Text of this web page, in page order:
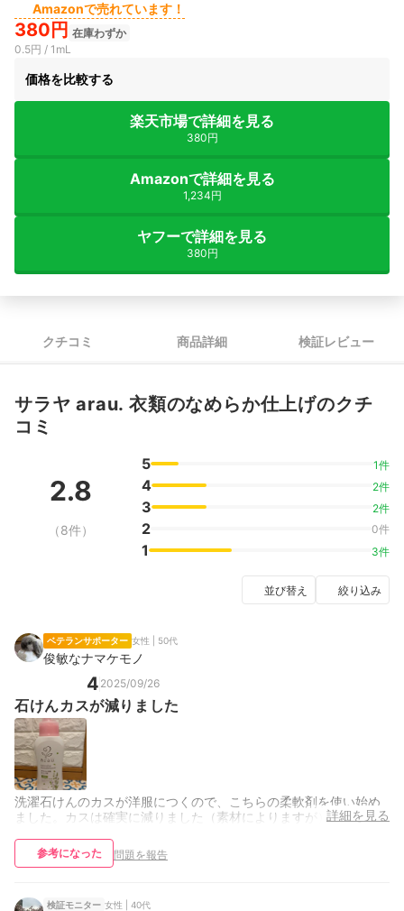
Amazonで売れています！
380円 在庫わずか
0.5円 / 1mL
価格を比較する
楽天市場で詳細を見る
380円
Amazonで詳細を見る
1,234円
ヤフーで詳細を見る
380円
クチコミ 商品詳細 検証レビュー
サラヤ arau. 衣類のなめらか仕上げのクチ
コミ
2.8
（8件）
5 1件
4 2件
3 2件
2 0件
1 3件
並び替え 絞り込み
ベテランサポーター 女性 | 50代
俊敏なナマケモノ
4 2025/09/26
石けんカスが減りました
洗濯石けんのカスが洋服につくので、こちらの柔軟剤を使い始め
ました。カスは確実に減りました（素材によりますが）詳細を見る
参考になった 問題を報告
検証モニター 女性 | 40代